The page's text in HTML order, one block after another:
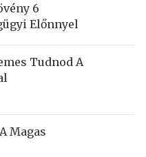
6
Előnnyel
Tudnod A
Magas